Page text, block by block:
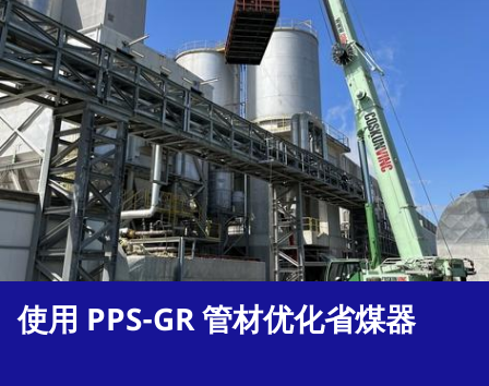
使用 PPS-GR 管材优化省煤器